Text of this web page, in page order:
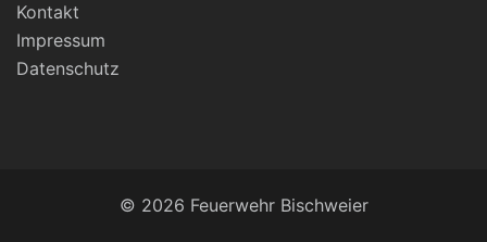
Kontakt
Impressum
Datenschutz
© 2026 Feuerwehr Bischweier